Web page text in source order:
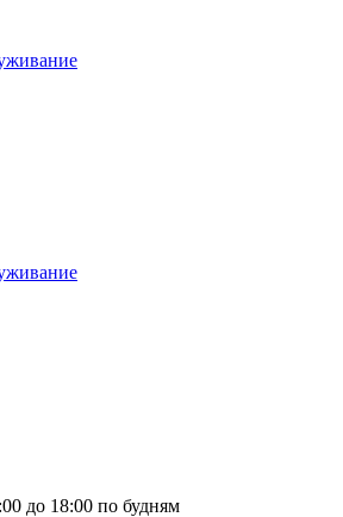
до 18:00 по будням